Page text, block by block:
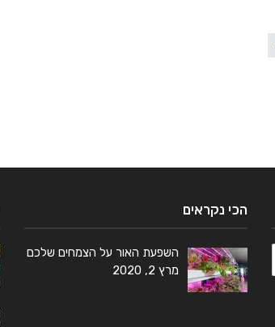
הכי נקראים
השפעת האור על הצמחים שלכם
מרץ 2, 2020